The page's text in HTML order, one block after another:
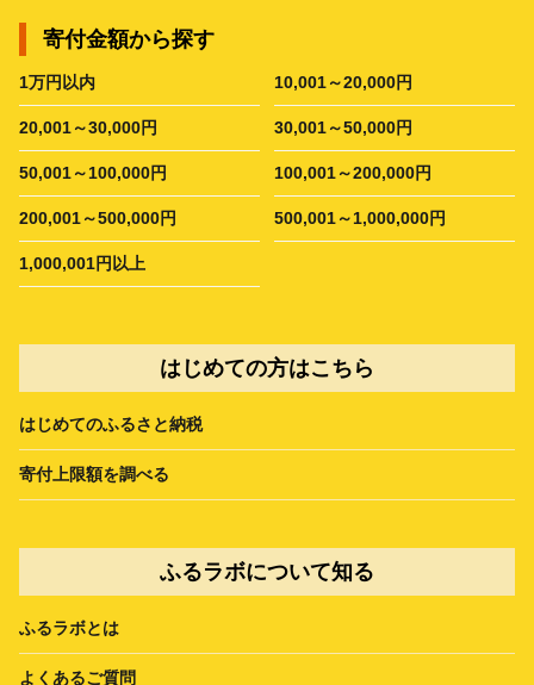
寄付金額から探す
1万円以内 10,001～20,000円
20,001～30,000円 30,001～50,000円
50,001～100,000円 100,001～200,000円
200,001～500,000円 500,001～1,000,000円
1,000,001円以上
はじめての方はこちら
はじめてのふるさと納税
寄付上限額を調べる
ふるラボについて知る
ふるラボとは
よくあるご質問